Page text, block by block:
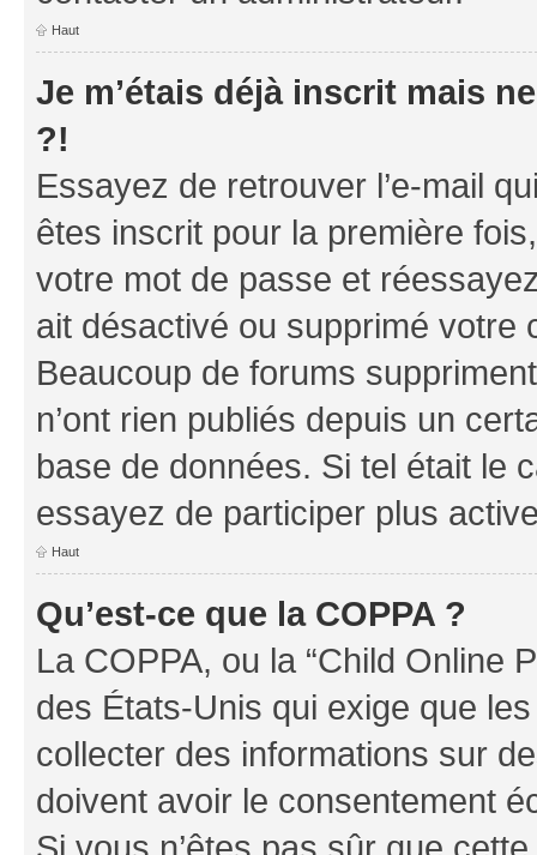
Haut
Je m’étais déjà inscrit mais
?!
Essayez de retrouver l’e-mail
êtes inscrit pour la première
votre mot de passe et
ait désactivé ou supprimé votre
Beaucoup de forums
n’ont rien publiés depuis un
base de données. Si tel était le
essayez de participer plus
Haut
Qu’est-ce que la COPPA ?
La COPPA, ou la “Child Online
des États-Unis qui exige que
collecter des informations sur
doivent avoir le consentement
Si vous n’êtes pas sûr que